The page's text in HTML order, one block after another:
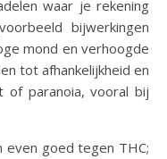
waar je rekening
bijwerkingen
mond en verhoogde
tot afhankelijkheid en
of paranoia, vooral bij
even goed tegen THC;